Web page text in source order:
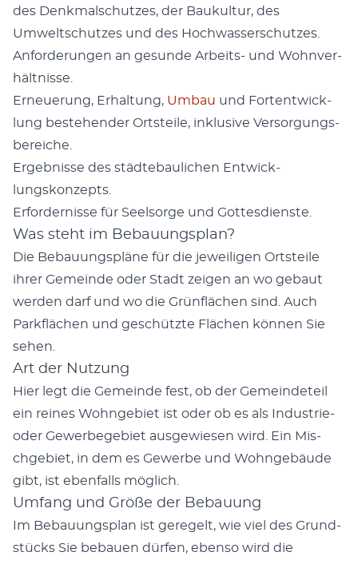
des Denkmalschutzes, der Baukul­tur, des
Umweltschutzes und des Hochwasser­schutzes.
Anforderun­gen an gesunde Arbeits- und Wohn­ver­
hält­nisse.
Erneuerung, Erhal­tung, Umbau und For­ten­twick­
lung beste­hen­der Ort­steile, inklu­sive Ver­sorgungs­
bere­iche.
Ergeb­nisse des städte­baulichen Entwick­
lungskonzepts.
Erfordernisse für Seel­sorge und Gottes­di­en­ste.
Was steht im Bebauungsplan?
Die Bebau­ungspläne für die jew­eili­gen Ort­steile
ihrer Gemeinde oder Stadt zeigen an wo gebaut
wer­den darf und wo die Grün­flächen sind. Auch
Park­flächen und geschützte Flächen kön­nen Sie
sehen.
Art der Nutzung
Hier legt die Gemeinde fest, ob der Gemein­de­teil
ein reines Wohnge­bi­et ist oder ob es als Indus­trie-
oder Gewer­bege­bi­et aus­gewiesen wird. Ein Mis­
chge­bi­et, in dem es Gewerbe und Wohnge­bäude
gibt, ist eben­falls möglich.
Umfang und Größe der Bebauung
Im Bebau­ungs­plan ist geregelt, wie viel des Grund­
stücks Sie bebauen dür­fen, eben­so wird die